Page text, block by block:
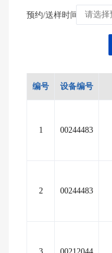
预约/送样时间：
编号 设备编号
1 00244483
2 00244483